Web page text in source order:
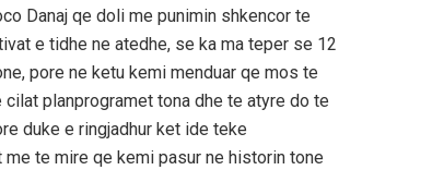
Danaj qe doli me punimin shkencor te
e tidhe ne atedhe, se ka ma teper se 12
pore ne ketu kemi menduar qe mos te
planprogramet tona dhe te atyre do te
duke e ringjadhur ket ide teke
te mire qe kemi pasur ne historin tone